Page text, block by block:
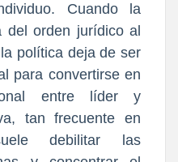
Cuando la
del orden jurídico al
política deja de ser
para convertirse en
entre líder y
tan frecuente en
debilitar las